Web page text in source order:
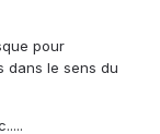
pour
dans le sens du